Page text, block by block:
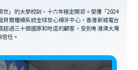
世」的大學校訓，十六年穩定開診。榮獲「2024
貝爾種植系統全球放心植牙中心，香港新城電台
超過三十個國家和地區的顧客，受到粵港澳大灣
任。